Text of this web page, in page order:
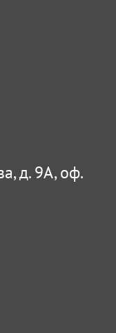
д. 9А, оф.